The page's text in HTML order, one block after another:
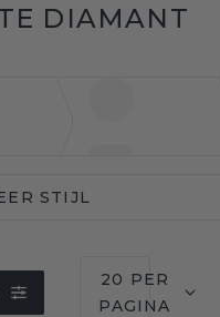
DIAMANT
STIJL
20 PER
PAGINA